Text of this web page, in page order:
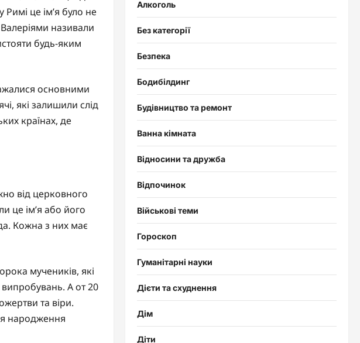
це ім’я було не
називали
будь-яким
основними
які залишили слід
країнах, де
від церковного
це ім’я або його
Кожна з них має
мучеників, які
випробувань. А от 20
та віри.
народження
Алкоголь
Без категорії
Безпека
Бодибілдинг
Будівництво та ремонт
Ванна кімната
Відносини та дружба
Відпочинок
Військові теми
Гороскоп
Гуманітарні науки
Дієти та схуднення
Дім
Діти